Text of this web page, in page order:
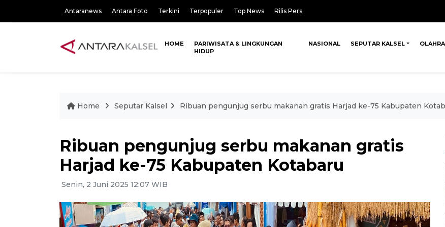
Antaranews Antara Foto Terkini Terpopuler Top News Rilis Pers
HOME
PARIWISATA & LINGKUNGAN
HIDUP
NASIONAL SEPUTAR KALSEL
Home Seputar Kalsel Ribuan pengunjug serbu makanan gratis Harjad ke-75 Kabupaten
Ribuan pengunjug serbu makanan gratis
Harjad ke-75 Kabupaten Kotabaru
Senin, 2 Juni 2025 12:07 WIB